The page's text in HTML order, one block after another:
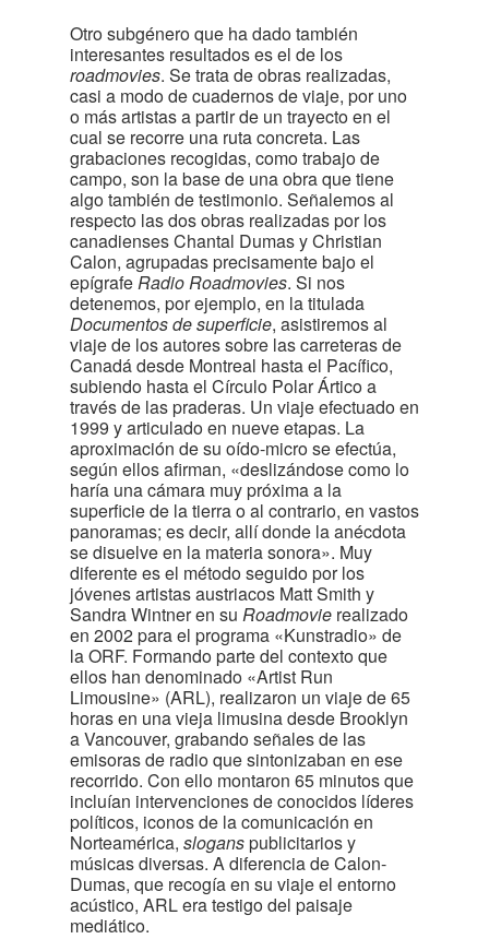
Otro subgénero que ha dado también
interesantes resultados es el de los
roadmovies. Se trata de obras realizadas,
casi a modo de cuadernos de viaje, por uno
o más artistas a partir de un trayecto en el
cual se recorre una ruta concreta. Las
grabaciones recogidas, como trabajo de
campo, son la base de una obra que tiene
algo también de testimonio. Señalemos al
respecto las dos obras realizadas por los
canadienses Chantal Dumas y Christian
Calon, agrupadas precisamente bajo el
epígrafeRadio Roadmovies. Si nos
detenemos, por ejemplo, en la titulada
Documentos de superficie, asistiremos al
viaje de los autores sobre las carreteras de
Canadá desde Montreal hasta el Pacífico,
subiendo hasta el Círculo Polar Ártico a
través de las praderas. Un viaje efectuado en
1999 y articulado en nueve etapas. La
aproximación de su oído-micro se efectúa,
según ellos afirman, «deslizándose como lo
haría una cámara muy próxima a la
superficie de la tierra o al contrario, en vastos
panoramas; es decir, allí donde la anécdota
se disuelve en la materia sonora». Muy
diferente es el método seguido por los
jóvenes artistas austriacos Matt Smith y
Sandra Wintner en su Roadmovie realizado
en 2002 para el programa «Kunstradio» de
la ORF. Formando parte del contexto que
ellos han denominado «Artist Run
Limousine» (ARL), realizaron un viaje de 65
horas en una vieja limusina desde Brooklyn
a Vancouver, grabando señales de las
emisoras de radio que sintonizaban en ese
recorrido. Con ello montaron 65 minutos que
incluían intervenciones de conocidos líderes
políticos, iconos de la comunicación en
Norteamérica, sloganspublicitarios y
músicas diversas. A diferencia de Calon-
Dumas, que recogía en su viaje el entorno
acústico, ARL era testigo del paisaje
mediático.